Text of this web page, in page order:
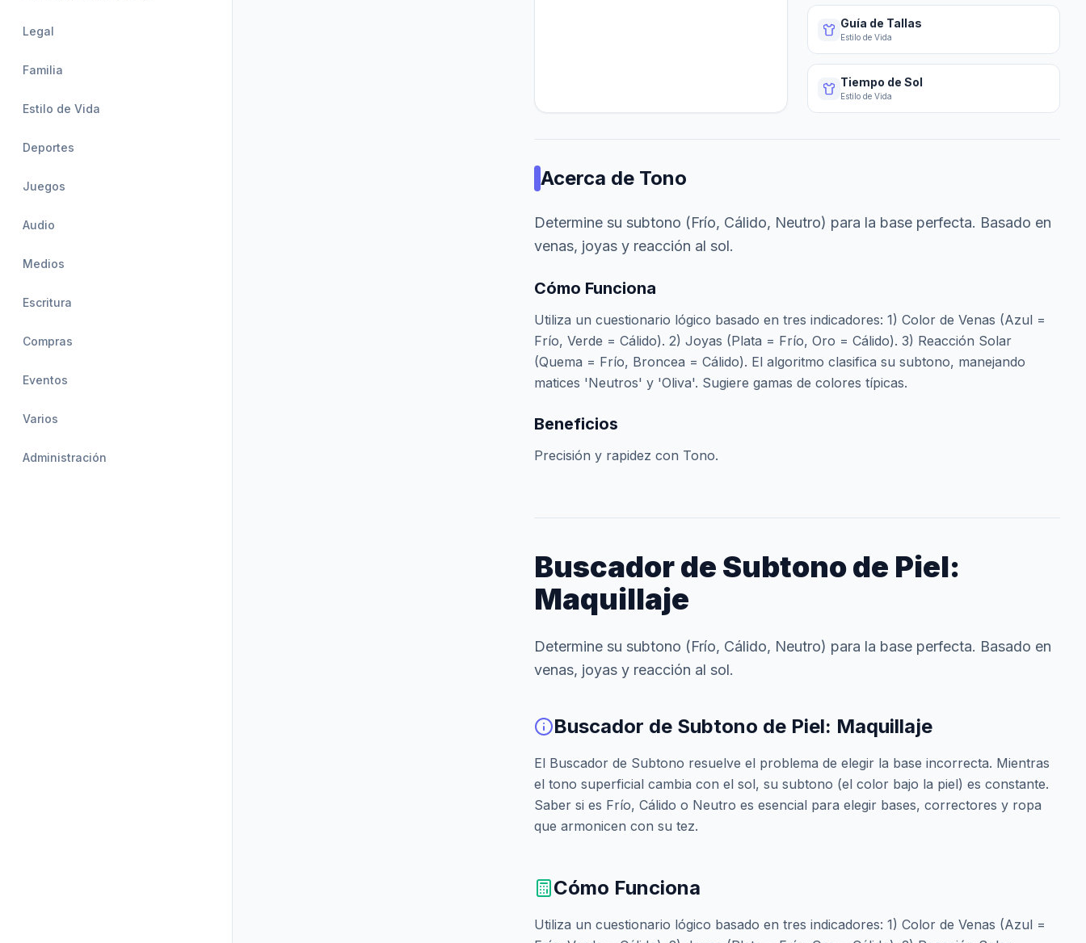
Legal
Familia
Estilo de Vida
Deportes
Juegos
Audio
Medios
Escritura
Compras
Eventos
Varios
Administración
Guía de Tallas
Estilo de Vida
Tiempo de Sol
Estilo de Vida
Acerca de Tono
Determine su subtono (Frío, Cálido, Neutro) para la base perfecta. Basado en
venas, joyas y reacción al sol.
Cómo Funciona
Utiliza un cuestionario lógico basado en tres indicadores: 1) Color de Venas (Azul =
Frío, Verde = Cálido). 2) Joyas (Plata = Frío, Oro = Cálido). 3) Reacción Solar
(Quema = Frío, Broncea = Cálido). El algoritmo clasifica su subtono, manejando
matices 'Neutros' y 'Oliva'. Sugiere gamas de colores típicas.
Beneficios
Precisión y rapidez con Tono.
Buscador de Subtono de Piel:
Maquillaje
Determine su subtono (Frío, Cálido, Neutro) para la base perfecta. Basado en
venas, joyas y reacción al sol.
Buscador de Subtono de Piel: Maquillaje
El Buscador de Subtono resuelve el problema de elegir la base incorrecta. Mientras
el tono superficial cambia con el sol, su subtono (el color bajo la piel) es constante.
Saber si es Frío, Cálido o Neutro es esencial para elegir bases, correctores y ropa
que armonicen con su tez.
Cómo Funciona
Utiliza un cuestionario lógico basado en tres indicadores: 1) Color de Venas (Azul =